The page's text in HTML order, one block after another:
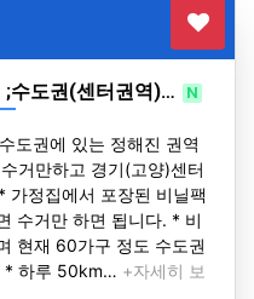
;수도권(센터권역)…
N
도권에 있는 정해진 권역
거만하고 경기(고양)센터
가정집에서 포장된 비닐팩
수거만 하면 됩니다. * 비
현재 60가구 정도 수도권
* 하루 50km… +자세히 보